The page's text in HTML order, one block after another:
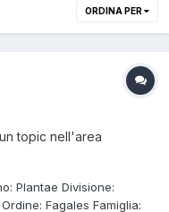
ORDINA PER
topic nell'area
Plantae Divisione:
Fagales Famiglia: